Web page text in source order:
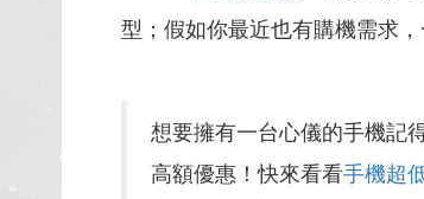
型；假如你最近也有購機需求
想要擁有一台心儀的手機記
高額優惠！快來看看手機超